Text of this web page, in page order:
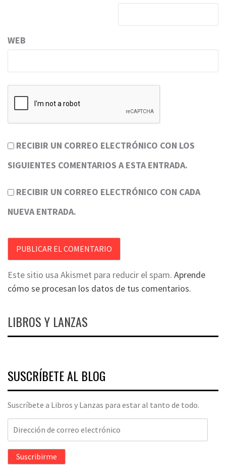
WEB
RECIBIR UN CORREO ELECTRÓNICO CON LOS
SIGUIENTES COMENTARIOS A ESTA ENTRADA.
RECIBIR UN CORREO ELECTRÓNICO CON CADA
NUEVA ENTRADA.
Este sitio usa Akismet para reducir el spam. Aprende
cómo se procesan los datos de tus comentarios.
LIBROS Y LANZAS
SUSCRÍBETE AL BLOG
Suscríbete a Libros y Lanzas para estar al tanto de todo.
Dirección
de
correo
electrónico
Suscribirme